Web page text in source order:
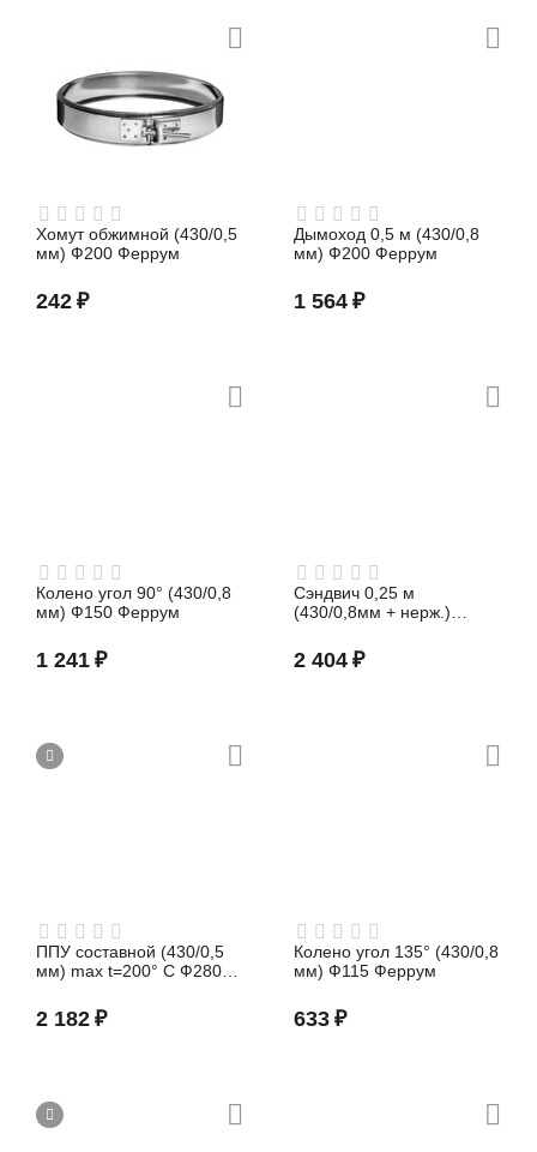
Хомут обжимной (430/0,5
мм) Ф200 Феррум
242 ₽
Дымоход 0,5 м (430/0,8
мм) Ф200 Феррум
1 564 ₽
Колено угол 90° (430/0,8
мм) Ф150 Феррум
1 241 ₽
Сэндвич 0,25 м
(430/0,8мм + нерж.)
2 404 ₽
ППУ составной (430/0,5
мм) max t=200° C Ф280
2 182 ₽
Колено угол 135° (430/0,8
мм) Ф115 Феррум
633 ₽